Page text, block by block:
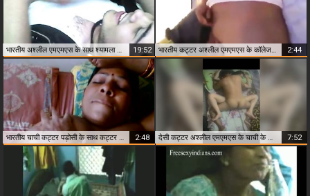
भारतीय अश्लील एमएमएस के साथ श्यामला लड़की कट्टर घर का पड़ोसी के साथ सेक्स 19:52 भारतीय कट्टर अश्लील एमएमएस के कॉलेज लड़की प्रेमी द्वारा गड़बड़ 2:44
2:48 7:52